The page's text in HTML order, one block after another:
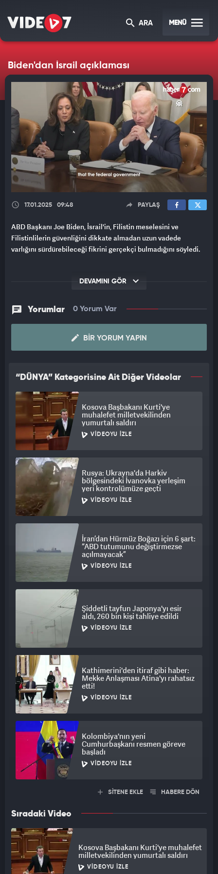
ARA MENÜ
Biden'dan İsrail açıklaması
17.01.2025 09:48 PAYLAŞ
ABD Başkanı Joe Biden, İsrail'in, Filistin meselesini ve
Filistinlilerin güvenliğini dikkate almadan uzun vadede
varlığını sürdürebileceği fikrini gerçekçi bulmadığını söyledi.
DEVAMINI GÖR
Yorumlar 0 Yorum Var
BIR YORUM YAPIN
“DÜNYA” Kategorisine Ait Diğer Videolar
Kosova Başbakanı Kurti'ye
muhalefet milletvekilinden
yumurtalı saldırı
VIDEOYU İZLE
Rusya: Ukrayna'da Harkiv
bölgesindeki İvanovka yerleşim
yeri kontrolümüze geçti
VIDEOYU İZLE
İran’dan Hürmüz Boğazı için 6 şart:
“ABD tutumunu değiştirmezse
açılmayacak”
VIDEOYU İZLE
Şiddetli tayfun Japonya'yı esir
aldı, 260 bin kişi tahliye edildi
VIDEOYU İZLE
Kathimerini'den itiraf gibi haber:
Mekke Anlaşması Atina'yı rahatsız
etti!
VIDEOYU İZLE
Kolombiya'nın yeni
Cumhurbaşkanı resmen göreve
başladı
VIDEOYU İZLE
SİTENE EKLE HABERE DÖN
Sıradaki Video
Kosova Başbakanı Kurti'ye muhalefet
milletvekilinden yumurtalı saldırı
VIDEOYU İZLE